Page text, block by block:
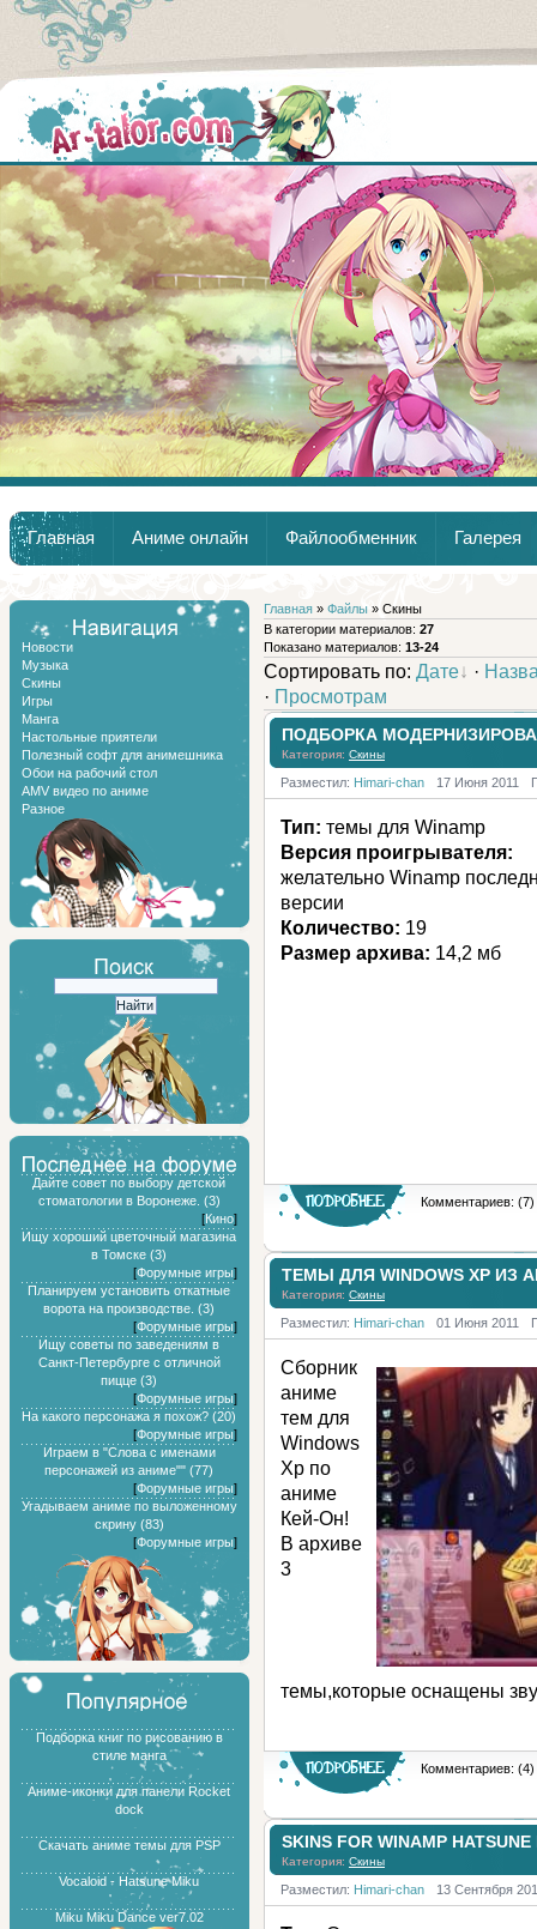
Главная
Аниме
Главная Аниме онлайн Файлообменник Галерея
Новости
Музыка
Скины
Игры
Манга
Настольные приятели
Полезный софт для анимешника
Обои на рабочий стол
AMV видео по аниме
Разное
Дайте совет по выбору детской
стоматологии в Воронеже. (3)
[Кино]
Ищу хороший цветочный магазина
в Томске (3)
[Форумные игры]
Планируем установить откатные
ворота на производстве. (3)
[Форумные игры]
Ищу советы по заведениям в
Санкт-Петербурге с отличной
пицце (3)
[Форумные игры]
На какого персонажа я похож? (20)
[Форумные игры]
Играем в "Слова с именами
персонажей из аниме"" (77)
[Форумные игры]
Угадываем аниме по выложенному
скрину (83)
[Форумные игры]
Подборка книг по рисованию в
стиле манга
Аниме-иконки для панели Rocket
dock
Скачать аниме темы для PSP
Vocaloid - Hatsune Miku
Miku Miku Dance ver7.02
Главная » Файлы » Скины
В категории материалов: 27
Показано материалов: 13-24
Сортировать по: Дате ·
· Просмотрам
ПОДБОРКА
Категория: Скины
Разместил: Himari-chan 17 Июня 2011
Тип: темы для Winamp
Версия проигрывателя:
желательно Winamp
версии
Количество: 19
Размер архива: 14,2 мб
Комментариев: (7)
ТЕМЫ ДЛЯ WINDOWS XP ИЗ
Категория: Скины
Разместил: Himari-chan 01 Июня 2011
Сборник
аниме
тем для
Windows
Xp по
аниме
Кей-Он!
В архиве
3
темы,которые оснащены
Комментариев: (4)
SKINS FOR WINAMP HATSUNE
Категория: Скины
Разместил: Himari-chan 13 Сентября